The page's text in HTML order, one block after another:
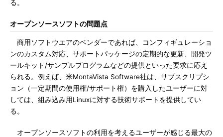
る。
オープンソースソフトの問題点
商用ソフトウエアのベンダーであれば、コンフィギュレーショ
ンのカスタム対応、サポートパッケージの定期的な更新、開発ツ
ールキット/サンプルプログラムなどの提供といった要求に応え
られる。例えば、米MontaVista Software社は、サブスクリプシ
ョン（一定期間の使用権/サポート権）を購入したユーザーに対
しては、組み込み用Linuxに対する技術サポートを提供してい
る。
オープンソースソフトの利用を考えるユーザーが感じる最大の